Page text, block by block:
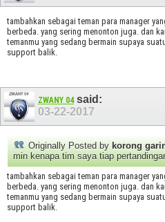
tambahkan sebagai teman para manager
berbeda. yang sering menonton juga. dan
temanmu yang sedang bermain supaya
support balik.
ZWANY 04said:
03-22-2017
Originally Posted by korong
min kenapa tim saya tiap
tambahkan sebagai teman para manager
berbeda. yang sering menonton juga. dan
temanmu yang sedang bermain supaya
support balik.